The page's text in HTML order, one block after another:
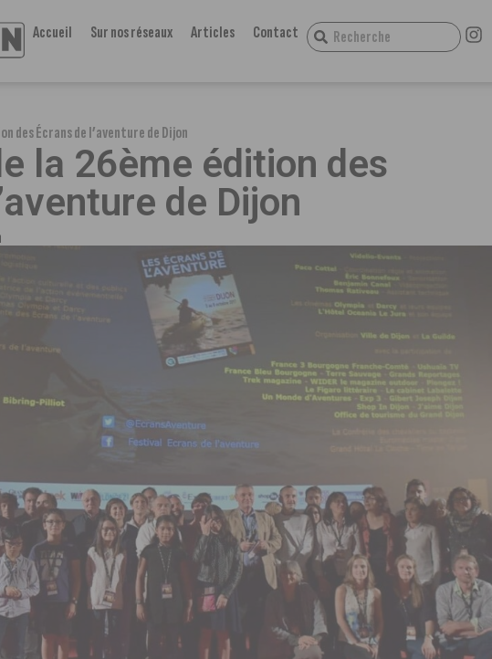
Accueil Sur nos réseaux Articles Contact
des Écrans de l’aventure de Dijon
la 26ème édition des
de Dijon